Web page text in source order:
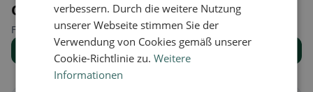
Orte in der Nähe
Finde den passenden Ort für deine Restaurantsuche.
Alle Orte anzeigen
verbessern. Durch die weitere Nutzung
unserer Webseite stimmen Sie der
Verwendung von Cookies gemäß unserer
Cookie-Richtlinie zu.Weitere
Informationen